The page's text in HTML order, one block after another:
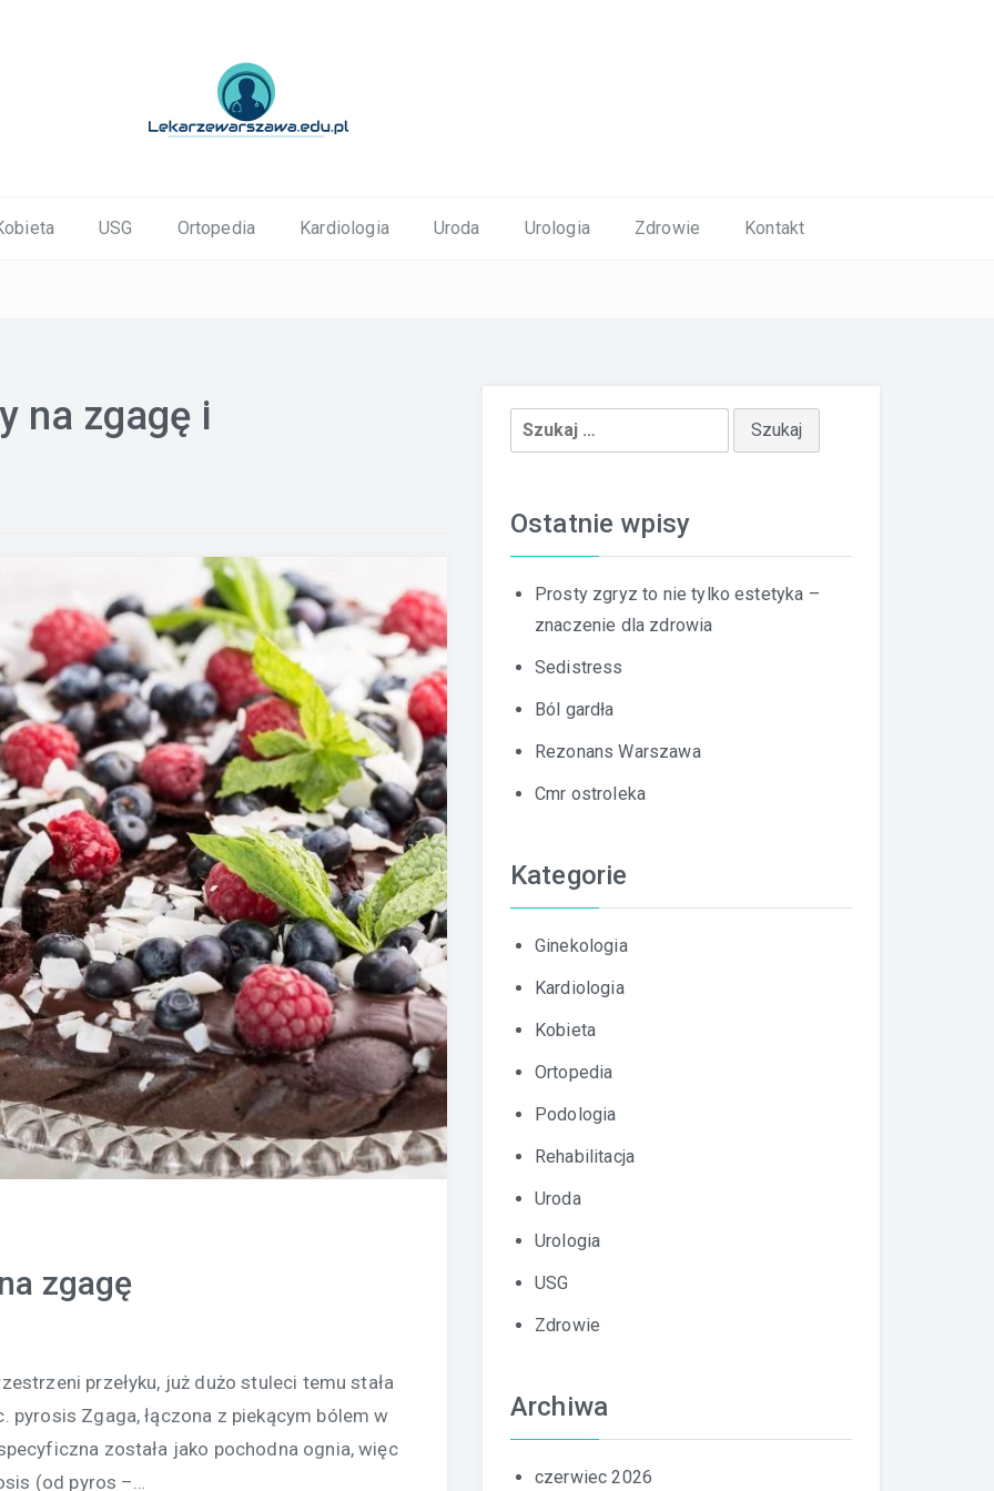
USG Ortopedia Kardiologia Uroda Urologia Zdrowie Kontakt
na zgagę i
zgagę
przełyku, już dużo stuleci temu stała
pyrosis Zgaga, łączona z piekącym bólem w
została jako pochodna ognia, więc
(od pyros –…
Szukaj:
Ostatnie wpisy
Prosty zgryz to nie tylko estetyka –
znaczenie dla zdrowia
Sedistress
Ból gardła
Rezonans Warszawa
Cmr ostroleka
Kategorie
Ginekologia
Kardiologia
Kobieta
Ortopedia
Podologia
Rehabilitacja
Uroda
Urologia
USG
Zdrowie
Archiwa
czerwiec 2026